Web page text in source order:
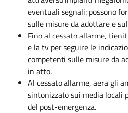
eventuali segnali: possono
sulle misure da adottare e
Fino al cessato allarme,
e la tv per seguire le
competenti sulle misure da
in atto.
Al cessato allarme, aera gli
sintonizzato sui media locali
del post-emergenza.